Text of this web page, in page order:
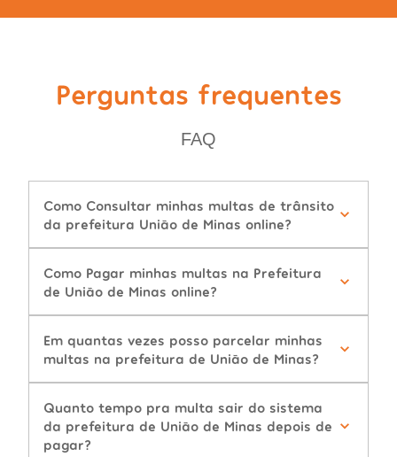
Perguntas frequentes
FAQ
Como Consultar minhas multas de trânsito
da prefeitura União de Minas online?
Como Pagar minhas multas na Prefeitura
de União de Minas online?
Em quantas vezes posso parcelar minhas
multas na prefeitura de União de Minas?
Quanto tempo pra multa sair do sistema
da prefeitura de União de Minas depois de
pagar?